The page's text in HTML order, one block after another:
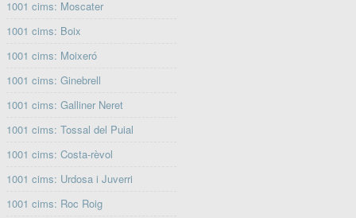
1001 cims: Moscater
1001 cims: Boix
1001 cims: Moixeró
1001 cims: Ginebrell
1001 cims: Galliner Neret
1001 cims: Tossal del Puial
1001 cims: Costa-rèvol
1001 cims: Urdosa i Juverri
1001 cims: Roc Roig